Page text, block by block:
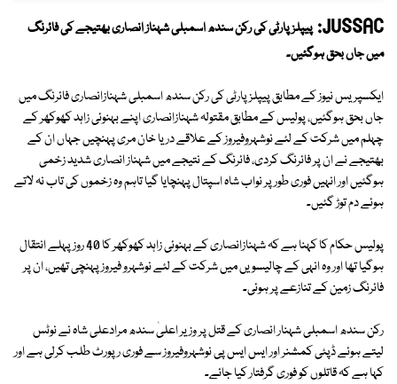
JUSSAC: پیپلزپارٹی کی رکن سندھ اسمبلی شہناز انصاری بھتیجے کی فائرنگ
میں جاں بحق ہوگئیں۔
ایکسپریس نیوز کے مطابق پیپلزپارٹی کی رکن سندھ اسمبلی شہنازانصاری فائرنگ میں
جاں بحق ہوگئیں، پولیس کے مطابق مقتولہ شہنازانصاری اپنے بہنوئی زاہد کھوکھر کے
چہلم میں شرکت کے لئے نوشہروفیروز کے علاقے دریا خان مری پہنچیں جہاں ان کے
بھتیجے نے ان پر فائرنگ کردی، فائرنگ کے نتیجے میں شہناز انصاری شدید زخمی
ہوگئیں اور انہیں فوری طور پر نواب شاہ اسپتال پہنچایا گیا تاہم وہ زخموں کی تاب نہ لاتے
ہوئے دم توڑ گئیں۔
پولیس حکام کا کہنا ہے کہ شہنازانصاری کے بہنوئی زاہد کھوکھر کا 40 روز پہلے انتقال
ہوگیا تھا اور وہ انہی کے چالیسویں میں شرکت کے لئے نوشہرو فیروز پہنچی تھیں، ان پر
فائرنگ زمین کے تنازعے پر ہوئی۔
رکن سندھ اسمبلی شہنار انصاری کے قتل پر وزیر اعلیٰ سندھ مرادعلی شاہ نے نوٹس
لیتے ہوئے ڈپٹی کمشنر اور ایس ایس پی نوشہروفیروز سے فوری رپورٹ طلب کرلی ہے اور
کہا ہے کہ قاتلوں کو فوری گرفتار کیا جائے۔